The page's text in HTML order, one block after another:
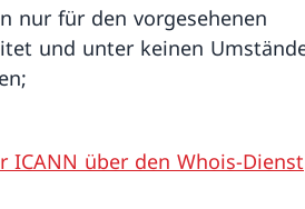
nur für den vorgesehenen
und unter keinen
über den Whois-Dienst